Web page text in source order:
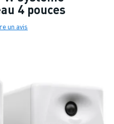
4 pouces
un avis